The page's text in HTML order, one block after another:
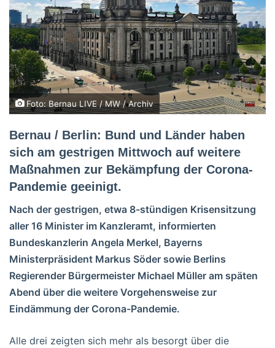
Foto: Bernau LIVE / MW / Archiv
Bernau / Berlin: Bund und Länder haben
sich am gestrigen Mittwoch auf weitere
Maßnahmen zur Bekämpfung der Corona-
Pandemie geeinigt.
Nach der gestrigen, etwa 8-stündigen Krisensitzung
aller 16 Minister im Kanzleramt, informierten
Bundeskanzlerin Angela Merkel, Bayerns
Ministerpräsident Markus Söder sowie Berlins
Regierender Bürgermeister Michael Müller am späten
Abend über die weitere Vorgehensweise zur
Eindämmung der Corona-Pandemie.
Alle drei zeigten sich mehr als besorgt über die